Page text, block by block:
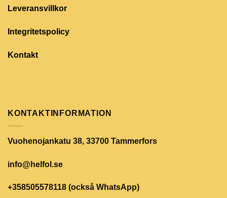
Leveransvillkor
Integritetspolicy
Kontakt
KONTAKTINFORMATION
Vuohenojankatu 38, 33700 Tammerfors
info@helfol.se
+358505578118 (också WhatsApp)